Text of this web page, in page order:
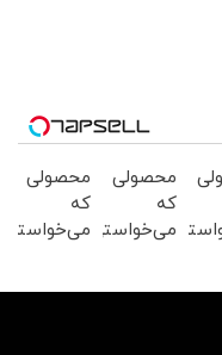
محصولی
که
می‌خواستی
محصولی
که
می‌خواستی